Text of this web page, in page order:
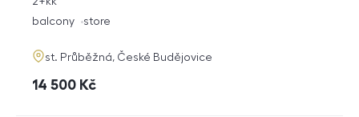
disposition
funkce
balcony store
adresa
st. Průběžná, České Budějovice
cena
14 500 Kč